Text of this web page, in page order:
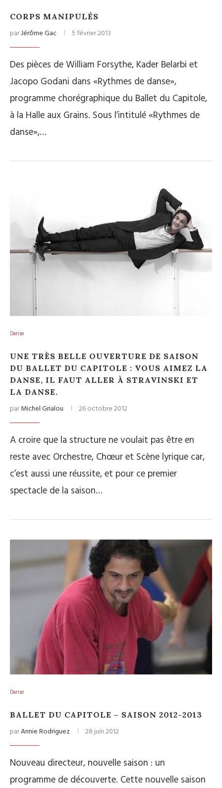
CORPS MANIPULÉS
parJérôme Gac 5 février 2013
Des pièces de William Forsythe, Kader Belarbi et
Jacopo Godani dans «Rythmes de danse»,
programme chorégraphique du Ballet du Capitole,
à la Halle aux Grains. Sous l’intitulé «Rythmes de
danse»,…
Danse
UNE TRÈS BELLE OUVERTURE DE SAISON
DU BALLET DU CAPITOLE : VOUS AIMEZ LA
DANSE, IL FAUT ALLER À STRAVINSKI ET
LA DANSE.
parMichel Grialou 26 octobre 2012
A croire que la structure ne voulait pas être en
reste avec Orchestre, Chœur et Scène lyrique car,
c’est aussi une réussite, et pour ce premier
spectacle de la saison…
Danse
BALLET DU CAPITOLE – SAISON 2012-2013
parAnnie Rodriguez 28 juin 2012
Nouveau directeur, nouvelle saison : un
programme de découverte. Cette nouvelle saison